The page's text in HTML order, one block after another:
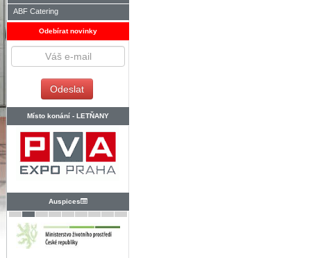
ABF Catering
Odebírat novinky
Místo konání - LETŇANY
Auspices